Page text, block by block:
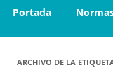
Portada
ARCHIVO DE LA